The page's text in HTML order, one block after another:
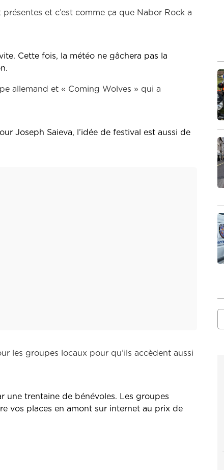
et c’est comme ça que Nabor Rock a
Cette fois, la météo ne gâchera pas la
allemand et « Coming Wolves » qui a
Joseph Saieva, l’idée de festival est aussi de
les groupes locaux pour qu’ils accèdent aussi
une trentaine de bénévoles. Les groupes
vos places en amont sur internet au prix de